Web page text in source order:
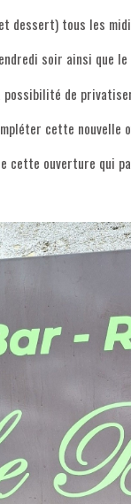
dessert) tous les
soir ainsi que
possibilité de
cette nouvelle
cette ouverture qui